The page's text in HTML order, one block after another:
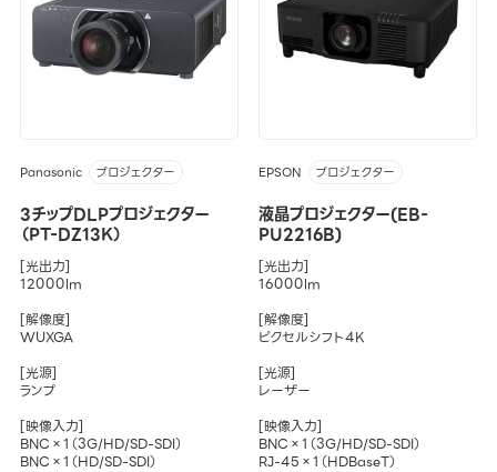
Panasonic プロジェクター
3チップDLPプロジェクター
（PT-DZ13K）
[光出力]
12000lm
[解像度]
WUXGA
[光源]
ランプ
[映像入力]
BNC×1（3G/HD/SD-SDI）
BNC×1（HD/SD-SDI）
EPSON プロジェクター
液晶プロジェクター(EB-
PU2216B)
[光出力]
16000lm
[解像度]
ピクセルシフト4K
[光源]
レーザー
[映像入力]
BNC×1（3G/HD/SD-SDI）
RJ-45×1（HDBaseT）